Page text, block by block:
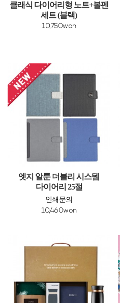
클래식 다이어리형 노트+볼펜
세트 (블랙)
10,750won
엣지 알툰 더블리 시스템
다이어리 25절
인쇄문의
10,460won